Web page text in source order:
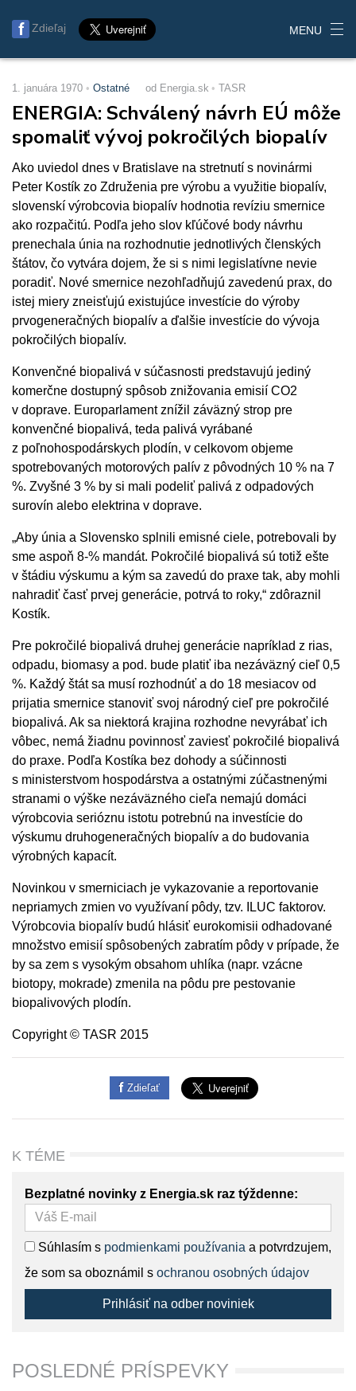
Zdieľaj MENU
1. januára 1970 Ostatné od Energia.sk TASR
ENERGIA: Schválený návrh EÚ môže
spomaliť vývoj pokročilých biopalív
Ako uviedol dnes v Bratislave na stretnutí s novinármi
Peter Kostík zo Združenia pre výrobu a využitie biopalív,
slovenskí výrobcovia biopalív hodnotia revíziu smernice
ako rozpačitú. Podľa jeho slov kľúčové body návrhu
prenechala únia na rozhodnutie jednotlivých členských
štátov, čo vytvára dojem, že si s nimi legislatívne nevie
poradiť. Nové smernice nezohľadňujú zavedenú prax, do
istej miery zneisťujú existujúce investície do výroby
prvogeneračných biopalív a ďalšie investície do vývoja
pokročilých biopalív.
Konvenčné biopalivá v súčasnosti predstavujú jediný
komerčne dostupný spôsob znižovania emisií CO2
v doprave. Europarlament znížil záväzný strop pre
konvenčné biopalivá, teda palivá vyrábané
z poľnohospodárskych plodín, v celkovom objeme
spotrebovaných motorových palív z pôvodných 10 % na 7
%. Zvyšné 3 % by si mali podeliť palivá z odpadových
surovín alebo elektrina v doprave.
„Aby únia a Slovensko splnili emisné ciele, potrebovali by
sme aspoň 8-% mandát. Pokročilé biopalivá sú totiž ešte
v štádiu výskumu a kým sa zavedú do praxe tak, aby mohli
nahradiť časť prvej generácie, potrvá to roky,“ zdôraznil
Kostík.
Pre pokročilé biopalivá druhej generácie napríklad z rias,
odpadu, biomasy a pod. bude platiť iba nezáväzný cieľ 0,5
%. Každý štát sa musí rozhodnúť a do 18 mesiacov od
prijatia smernice stanoviť svoj národný cieľ pre pokročilé
biopalivá. Ak sa niektorá krajina rozhodne nevyrábať ich
vôbec, nemá žiadnu povinnosť zaviesť pokročilé biopalivá
do praxe. Podľa Kostíka bez dohody a súčinnosti
s ministerstvom hospodárstva a ostatnými zúčastnenými
stranami o výške nezáväzného cieľa nemajú domáci
výrobcovia serióznu istotu potrebnú na investície do
výskumu druhogeneračných biopalív a do budovania
výrobných kapacít.
Novinkou v smerniciach je vykazovanie a reportovanie
nepriamych zmien vo využívaní pôdy, tzv. ILUC faktorov.
Výrobcovia biopalív budú hlásiť eurokomisii odhadované
množstvo emisií spôsobených zabratím pôdy v prípade, že
by sa zem s vysokým obsahom uhlíka (napr. vzácne
biotopy, mokrade) zmenila na pôdu pre pestovanie
biopalivových plodín.
Copyright © TASR 2015
Zdieľať
K TÉME
Bezplatné novinky z Energia.sk raz týždenne:
Súhlasím s podmienkami používania a potvrdzujem,
že som sa oboznámil s ochranou osobných údajov
Prihlásiť na odber noviniek
POSLEDNÉ PRÍSPEVKY